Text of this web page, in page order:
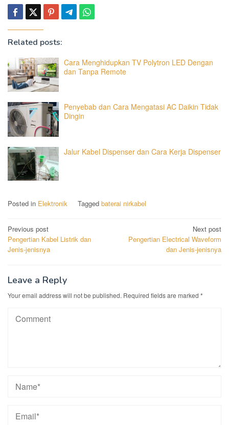
Related posts:
Cara Menghidupkan TV Polytron LED Dengan
dan Tanpa Remote
Penyebab dan Cara Mengatasi AC Daikin Tidak
Dingin
Jalur Kabel Dispenser dan Cara Kerja Dispenser
Posted in Elektronik Tagged baterai nirkabel
Post
navigation
Previous post
Pengertian Kabel Listrik dan
Jenis-jenisnya
Next post
Pengertian Electrical Waveform
dan Jenis-jenisnya
Leave a Reply
Your email address will not be published. Required fields are marked *